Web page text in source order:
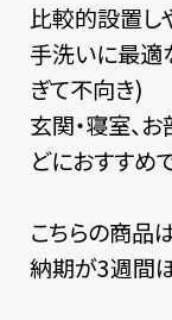
比較的設置し
手洗いに最適
ぎて不向き)
玄関・寝室、
どにおすすめ
こちらの商品
納期が3週間